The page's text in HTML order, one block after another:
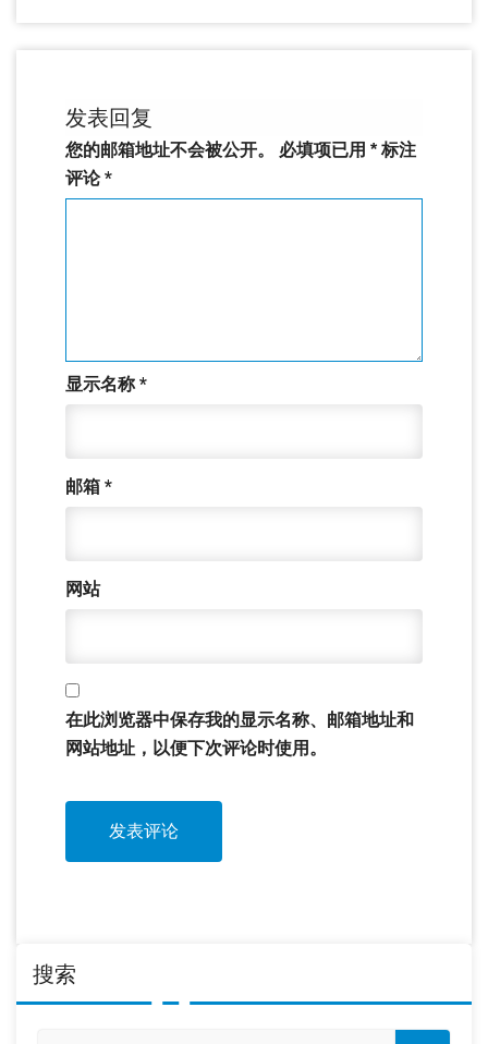
发表回复
您的邮箱地址不会被公开。 必填项已用 * 标注
评论*
显示名称*
邮箱 *
网站
在此浏览器中保存我的显示名称、邮箱地址和
网站地址，以便下次评论时使用。
搜索